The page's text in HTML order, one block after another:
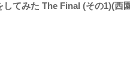
してみた The Final (その1)(西